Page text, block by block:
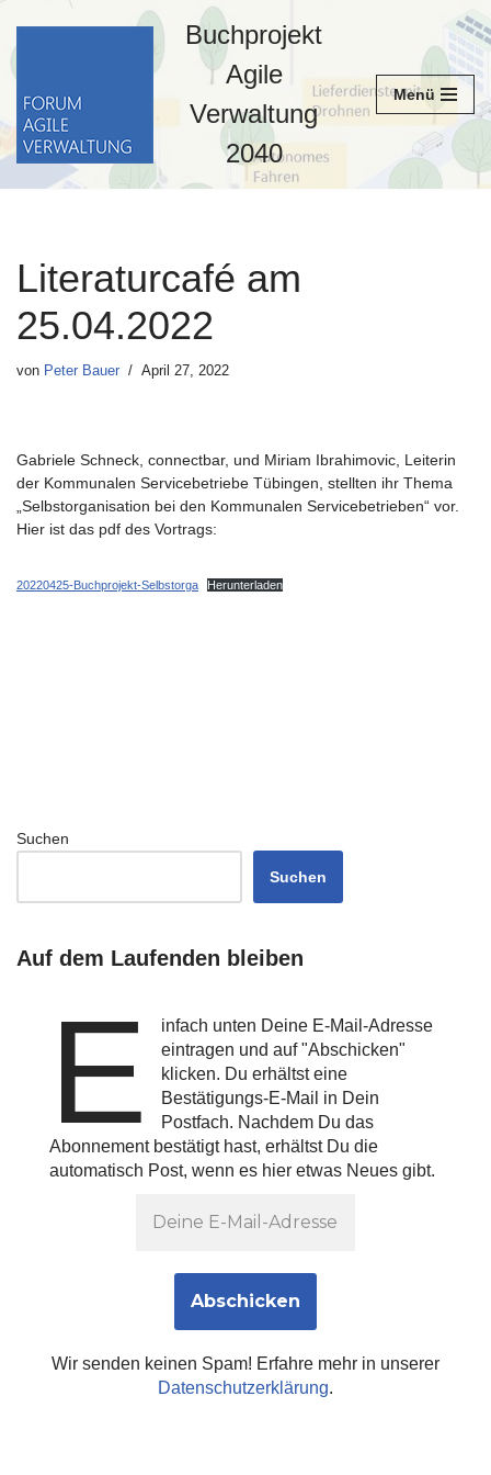
springen
Buchprojekt
Agile
Verwaltung
2040
Menü
Literaturcafé am
25.04.2022
von Peter Bauer April 27, 2022
Gabriele Schneck, connectbar, und Miriam Ibrahimovic, Leiterin
der Kommunalen Servicebetriebe Tübingen, stellten ihr Thema
„Selbstorganisation bei den Kommunalen Servicebetrieben“ vor.
Hier ist das pdf des Vortrags:
20220425-Buchprojekt-Selbstorga Herunterladen
Suchen
Suchen
Auf dem Laufenden bleiben
E
infach unten Deine E-Mail-Adresse
eintragen und auf "Abschicken"
klicken. Du erhältst eine
Bestätigungs-E-Mail in Dein
Postfach. Nachdem Du das
Abonnement bestätigt hast, erhältst Du die
automatisch Post, wenn es hier etwas Neues gibt.
Wir senden keinen Spam! Erfahre mehr in unserer
Datenschutzerklärung.